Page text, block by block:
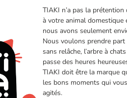
TIAKI n’a pas la
à votre animal domestique
nous avons seulement
Nous voulons prendre
sans relâche, l’arbre à
passe des heures
TIAKI doit être la marque
les bons moments qui
agités.